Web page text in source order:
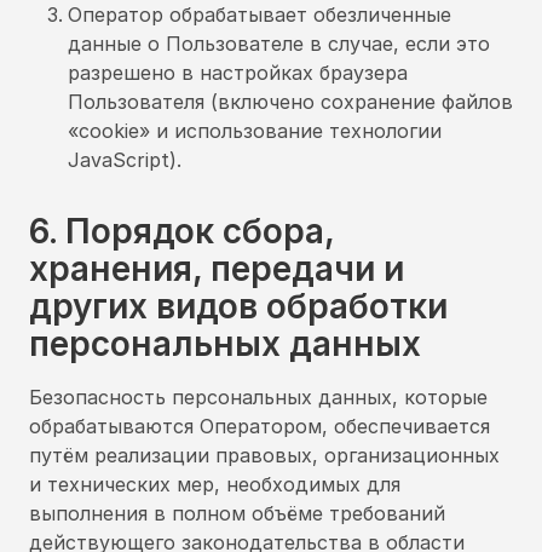
Оператор обрабатывает обезличенные
данные о Пользователе в случае, если это
разрешено в настройках браузера
Пользователя (включено сохранение файлов
«cookie» и использование технологии
JavaScript).
6. Порядок сбора,
хранения, передачи и
других видов обработки
персональных данных
Безопасность персональных данных, которые
обрабатываются Оператором, обеспечивается
путём реализации правовых, организационных
и технических мер, необходимых для
выполнения в полном объёме требований
действующего законодательства в области